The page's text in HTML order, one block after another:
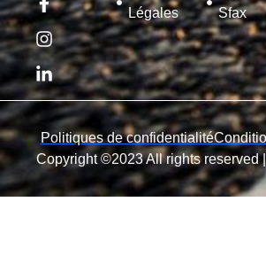
Légales
Sfax
Copyright ©2023 All rights reserved
Politiques de confidentialité